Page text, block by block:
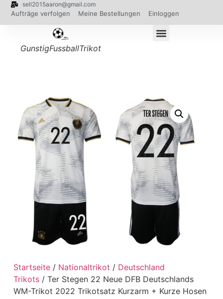
sell2015aaron@gmail.com
Aufträge verfolgen Meine Bestellungen Einloggen
GunstigFussballTrikot
Startseite/ Nationaltrikot / Deutschland
Trikots/ Ter Stegen 22 Neue DFB Deutschlands
WM-Trikot 2022 Trikotsatz Kurzarm + Kurze Hosen